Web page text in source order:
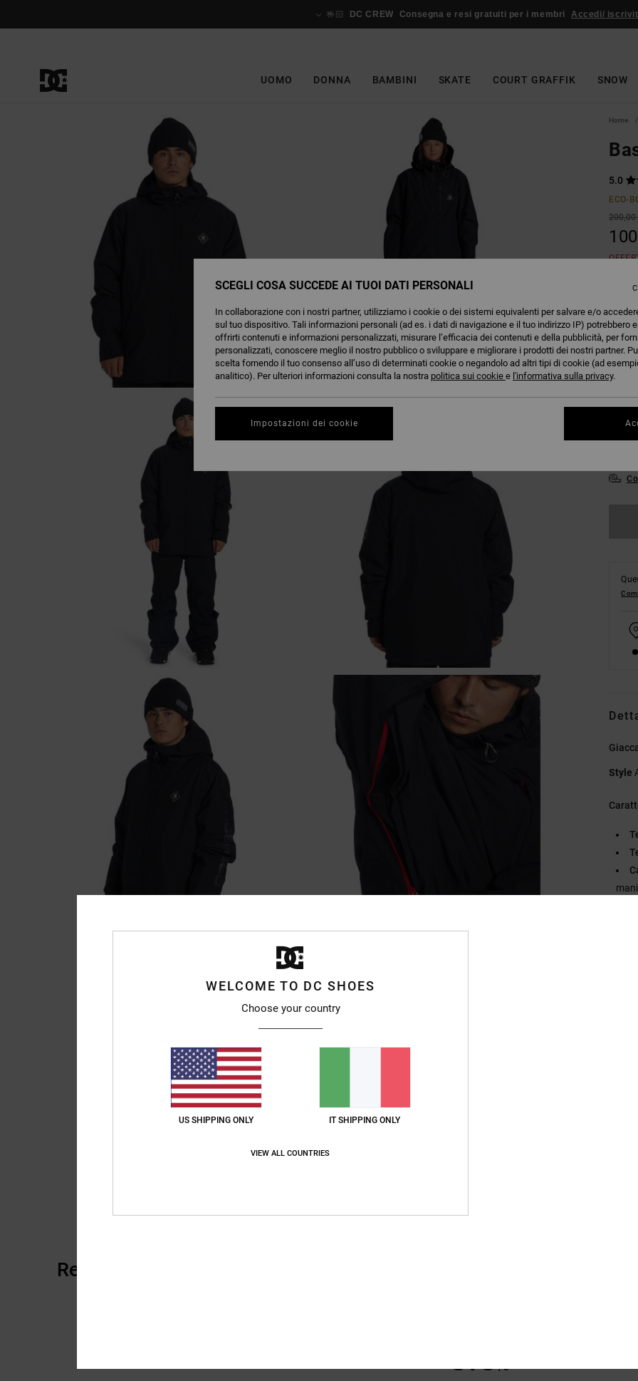
🤟🏻 DC CREW Consegna e resi gratuiti per i membri Accedi/
UOMO DONNA BAMBINI SKATE COURT GRAFFIK SNOW
Home
5.0
ECO-
200,00
Style
Recensioni dei clienti
5.0/5
WELCOME TO DC SHOES
Choose your country
US SHIPPING ONLY IT SHIPPING ONLY
VIEW ALL COUNTRIES
SCEGLI COSA SUCCEDE AI TUOI DATI PERSONALI
In collaborazione con i nostri partner, utilizziamo i cookie o dei sistemi equivalenti per salvare e/o
sul tuo dispositivo. Tali informazioni personali (ad es. i dati di navigazione e il tuo indirizzo IP) potrebbero
offrirti contenuti e informazioni personalizzati, misurare l’efficacia dei contenuti e della pubblicità, per
personalizzati, conoscere meglio il nostro pubblico o sviluppare e migliorare i prodotti dei nostri partner.
scelta fornendo il tuo consenso all’uso di determinati cookie o negandolo ad altri tipi di cookie (ad
analitico). Per ulteriori informazioni consulta la nostra politica sui cookie e l'informativa sulla privacy.
Impostazioni dei cookie